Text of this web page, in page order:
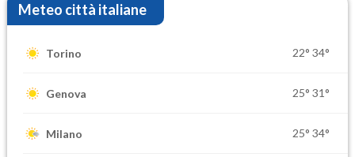
Meteo città italiane
Torino 22° 34°
Genova 25° 31°
Milano 25° 34°